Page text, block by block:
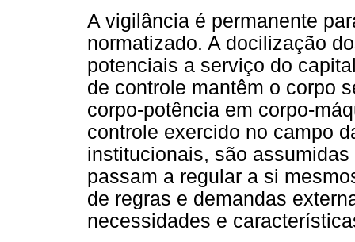
A vigilância é permanente
normatizado. A docilização
potenciais a serviço do
de controle mantêm o corpo
corpo-potência em corpo-
controle exercido no campo
institucionais, são
passam a regular a si
de regras e demandas
necessidades e